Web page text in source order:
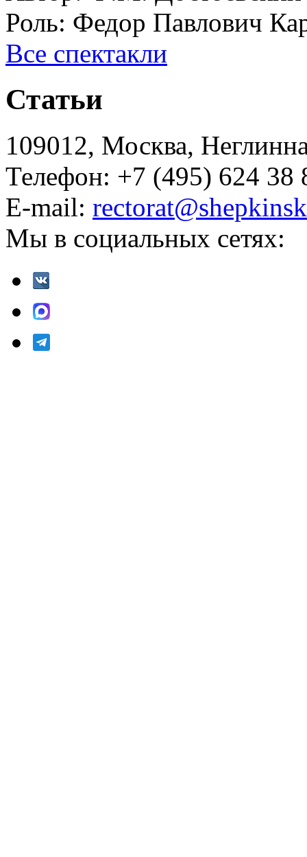
Роль: Федор Павлович
Все спектакли
Статьи
109012, Москва,
Телефон: +7 (495) 624 38
E-mail:
Мы в социальных сетях: